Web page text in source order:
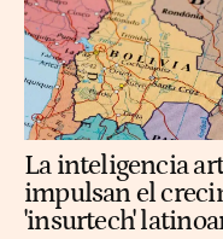
La inteligencia
impulsan el
'insurtech'